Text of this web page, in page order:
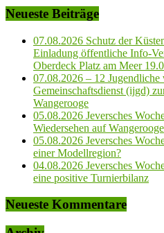
Neueste Beiträge
07.08.2026 Schutz der
Einladung öffentliche Info-
Oberdeck Platz am Meer
07.08.2026 – 12
Gemeinschaftsdienst (ijgd)
Wangerooge
05.08.2026 Jeversches
Wiedersehen auf Wangerooge
05.08.2026 Jeversches
einer Modellregion?
04.08.2026 Jeversches
eine positive Turnierbilanz
Neueste Kommentare